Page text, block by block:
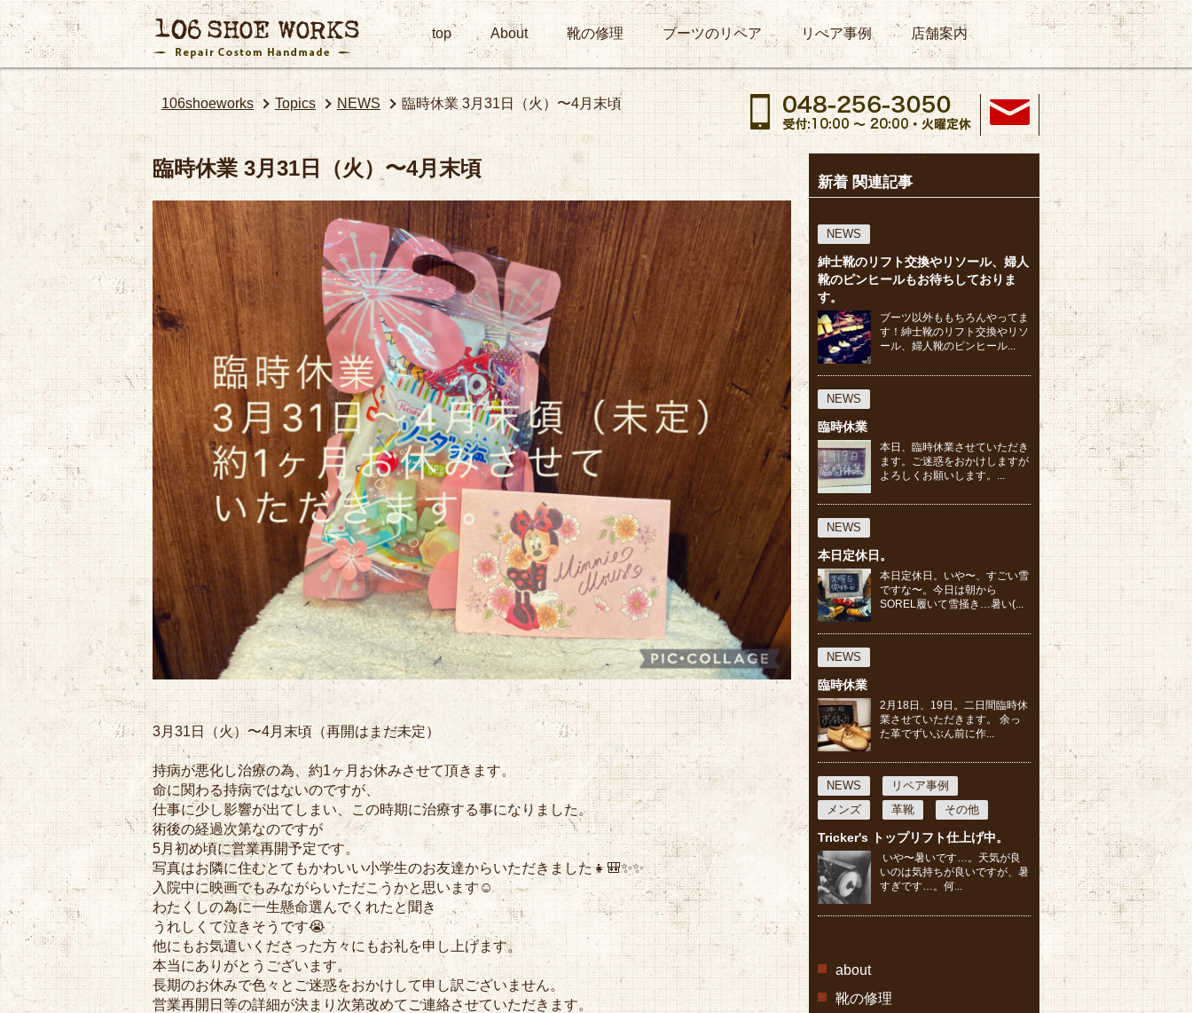
top About 靴の修理 ブーツのリペア リぺア事例 店舗案内
106shoeworks Topics NEWS 臨時休業 3月31日（火）〜4月末頃
臨時休業 3月31日（火）〜4月末頃
3月31日（火）〜4月末頃（再開はまだ未定）
持病が悪化し治療の為、約1ヶ月お休みさせて頂きます。
命に関わる持病ではないのですが、
仕事に少し影響が出てしまい、この時期に治療する事になりました。
術後の経過次第なのですが
5月初め頃に営業再開予定です。
写真はお隣に住むとてもかわいい小学生のお友達からいただきました👧🎒✨✨
入院中に映画でもみながらいただこうかと思います☺️
わたくしの為に一生懸命選んでくれたと聞き
うれしくて泣きそうです😭
他にもお気遣いくださった方々にもお礼を申し上げます。
本当にありがとうございます。
長期のお休みで色々とご迷惑をおかけして申し訳ございません。
営業再開日等の詳細が決まり次第改めてご連絡させていただきます。
新着 関連記事
NEWS
紳士靴のリフト交換やリソール、婦人
靴のピンヒールもお待ちしておりま
す。
ブーツ以外ももちろんやってま
す！紳士靴のリフト交換やリソ
ール、婦人靴のピンヒール...
NEWS
臨時休業
本日、臨時休業させていただき
ます。ご迷惑をおかけしますが
よろしくお願いします。...
NEWS
本日定休日。
本日定休日。いや〜、すごい雪
ですな〜。今日は朝から
SOREL履いて雪掻き…暑い(...
NEWS
臨時休業
2月18日、19日。二日間臨時休
業させていただきます。 余っ
た革でずいぶん前に作...
NEWS
リペア事例
メンズ
革靴 その他
Tricker's トップリフト仕上げ中。
いや〜暑いです…。天気が良
いのは気持ちが良いですが、暑
すぎです…。何...
about
靴の修理